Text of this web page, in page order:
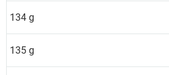
134 g
135 g